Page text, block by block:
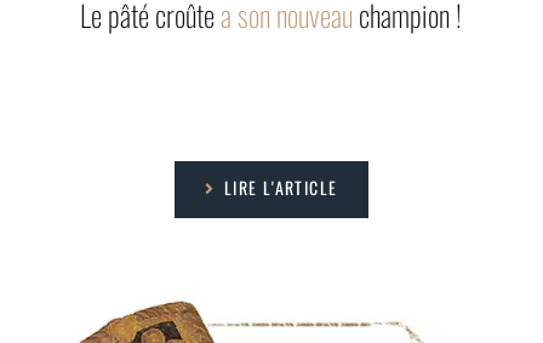
Le pâté croûtea son nouveauchampion !
LIRE L'ARTICLE